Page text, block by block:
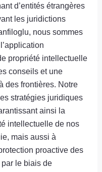
d’entités étrangères
les juridictions
nous sommes
propriété intellectuelle
conseils et une
des frontières. Notre
stratégies juridiques
ainsi la
intellectuelle de nos
mais aussi à
proactive des
le biais de